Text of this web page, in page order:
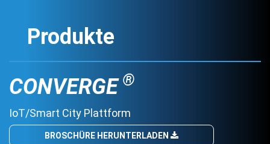
Produkte
CONVERGE®
IoT/Smart City Plattform
BROSCHÜRE HERUNTERLADEN